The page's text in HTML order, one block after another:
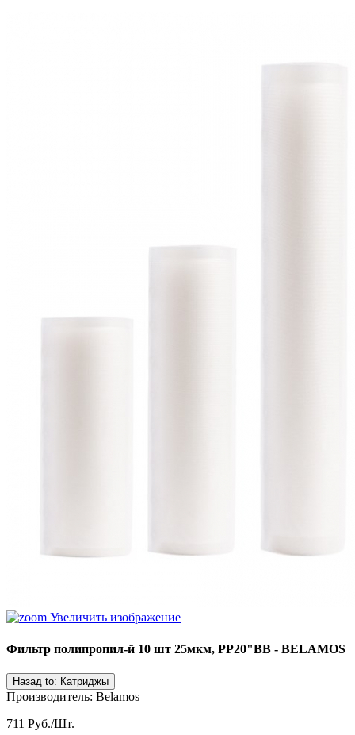
Увеличить изображение
Фильтр полипропил-й 10 шт 25мкм, PP20"BB - BELAMOS
Производитель: Belamos
711 Руб./Шт.